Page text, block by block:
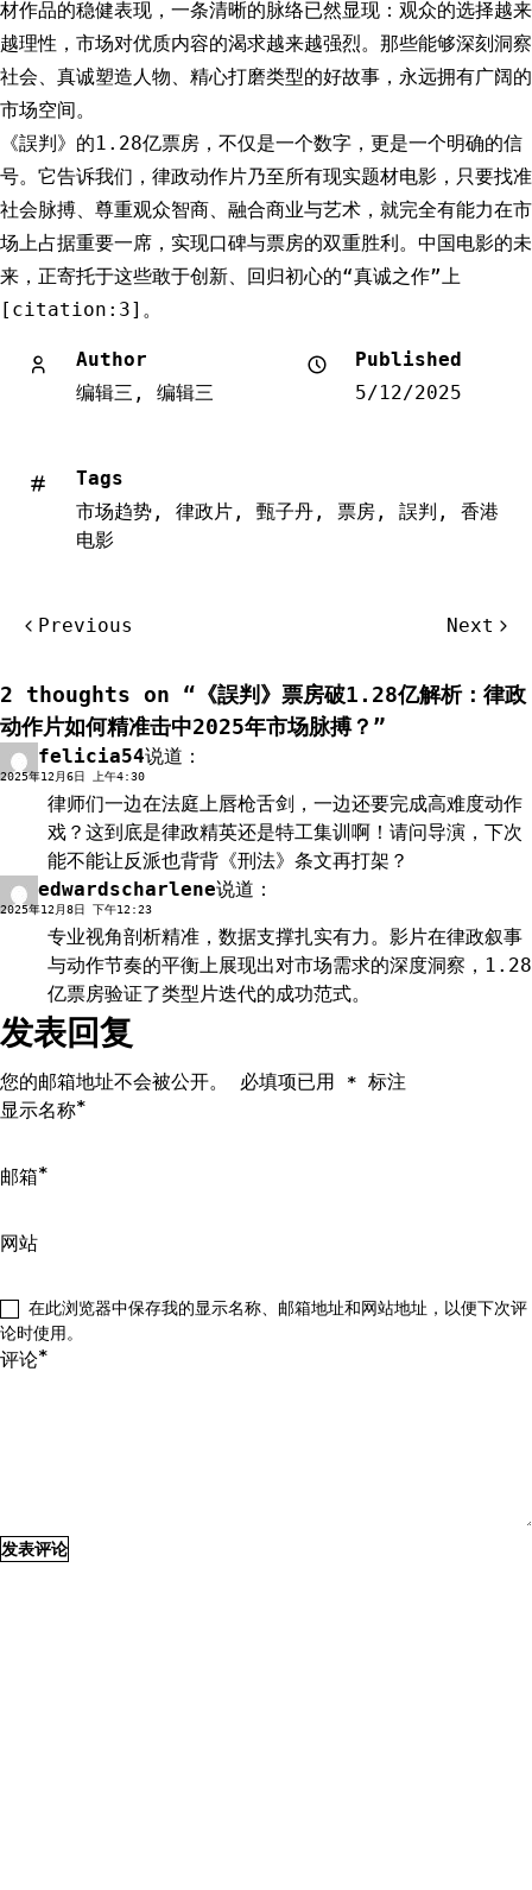
材作品的稳健表现，一条清晰的脉络已然显现：观众的选择越来
越理性，市场对优质内容的渴求越来越强烈。那些能够深刻洞察
社会、真诚塑造人物、精心打磨类型的好故事，永远拥有广阔的
市场空间。
《誤判》的1.28亿票房，不仅是一个数字，更是一个明确的信
号。它告诉我们，律政动作片乃至所有现实题材电影，只要找准
社会脉搏、尊重观众智商、融合商业与艺术，就完全有能力在市
场上占据重要一席，实现口碑与票房的双重胜利。中国电影的未
来，正寄托于这些敢于创新、回归初心的“真诚之作”上
[citation:3]。
Author
编辑三, 编辑三
Published
5/12/2025
Tags
市场趋势 , 律政片 , 甄子丹 , 票房 , 誤判 , 香港
电影
航
Previous Next
2 thoughts on “ 《誤判》票房破1.28亿解析：律政
动作片如何精准击中2025年市场脉搏？ ”
felicia54说道：
2025年12月6日 上午4:30
律师们一边在法庭上唇枪舌剑，一边还要完成高难度动作
戏？这到底是律政精英还是特工集训啊！请问导演，下次
能不能让反派也背背《刑法》条文再打架？
edwardscharlene说道：
2025年12月8日 下午12:23
专业视角剖析精准，数据支撑扎实有力。影片在律政叙事
与动作节奏的平衡上展现出对市场需求的深度洞察，1.28
亿票房验证了类型片迭代的成功范式。
发表回复
您的邮箱地址不会被公开。 必填项已用 * 标注
评论*
显示名称*
邮箱*
网站
在此浏览器中保存我的显示名称、邮箱地址和网站地址，以便下次评
论时使用。